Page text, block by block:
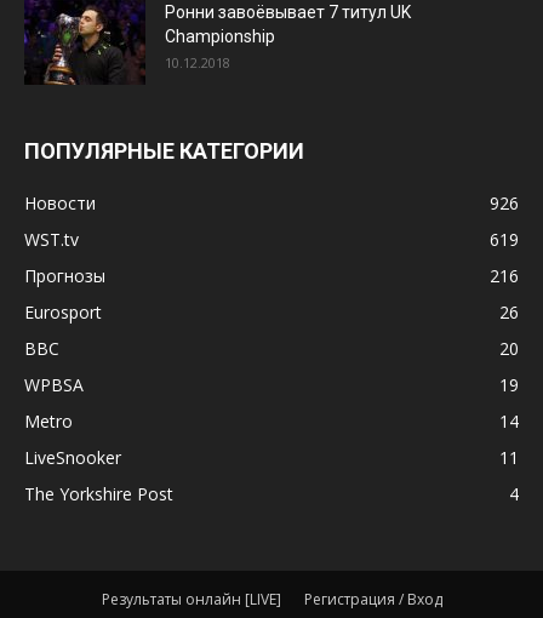
Ронни завоёвывает 7 титул UK
Championship
10.12.2018
ПОПУЛЯРНЫЕ КАТЕГОРИИ
Новости
926
WST.tv
619
Прогнозы
216
Eurosport
26
BBC
20
WPBSA
19
Metro
14
LiveSnooker
11
The Yorkshire Post
4
Результаты онлайн [LIVE] Регистрация / Вход